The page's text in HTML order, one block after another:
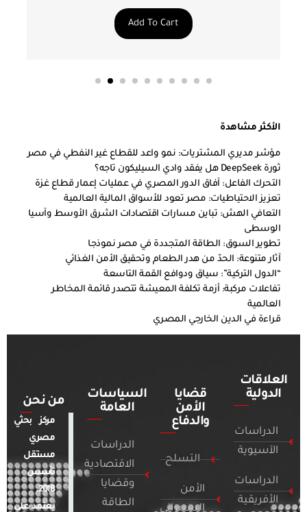
Add To Cart
الأكثر مشاهدة
مؤشر مديري المشتريات: نمو واعد للقطاع غير النفطي في مصر
ثورة DeepSeek هل يفقد وادي السيليكون تاجه؟
التحرك الفاعل: آفاق الدور المصري في عمليات إعمار قطاع غزة
تعزيز الاحتياطيات: مصر تعود للأسواق المالية العالمية
التعافي الهش: تباين مسارات اقتصادات الشرق الأوسط وآسيا
الوسطى
تطوير السوق: الطاقة المتجددة في مصر نموذجا
آثار متنوعة: الحدّ من هدر الطعام وتحقيق الأمن الغذائي
“الدول التركية”: سياق ودوافع القمة التاسعة
تفاعلات مركبة: أزمة تكلفة المعيشة تتصدر قائمة المخاطر
العالمية
قراءة في الدين الخارجي المصري
العلاقات
الدولية
الدراسات
الآسيوية
الدراسات
الأفريقية
قضايا
الأمن
والدفاع
التسلح
الأمن
السيبراني
السياسات
العامة
الدراسات
الاقتصادية
وقضايا
الطاقة
من نحن
مركز بحثي
مصري
مستقل
تأسس
2018.
يعتمد على